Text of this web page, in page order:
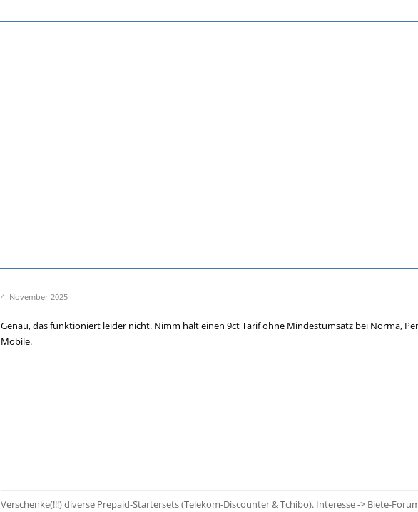
4. November 2025
Genau, das funktioniert leider nicht. Nimm halt einen 9ct Tarif ohne Mindestumsatz bei Norma,
Mobile.
Verschenke(!!!) diverse Prepaid-Startersets (Telekom-Discounter & Tchibo). Interesse -> Biete-